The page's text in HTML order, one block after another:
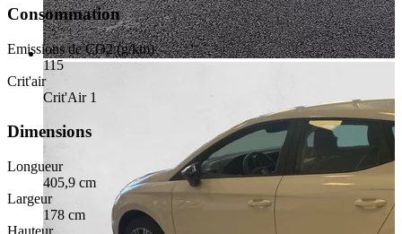
Consommation
Emissions de CO2 (g/km)
115
Crit'air
Crit'Air 1
Dimensions
Longueur
405,9 cm
Largeur
178 cm
Hauteur